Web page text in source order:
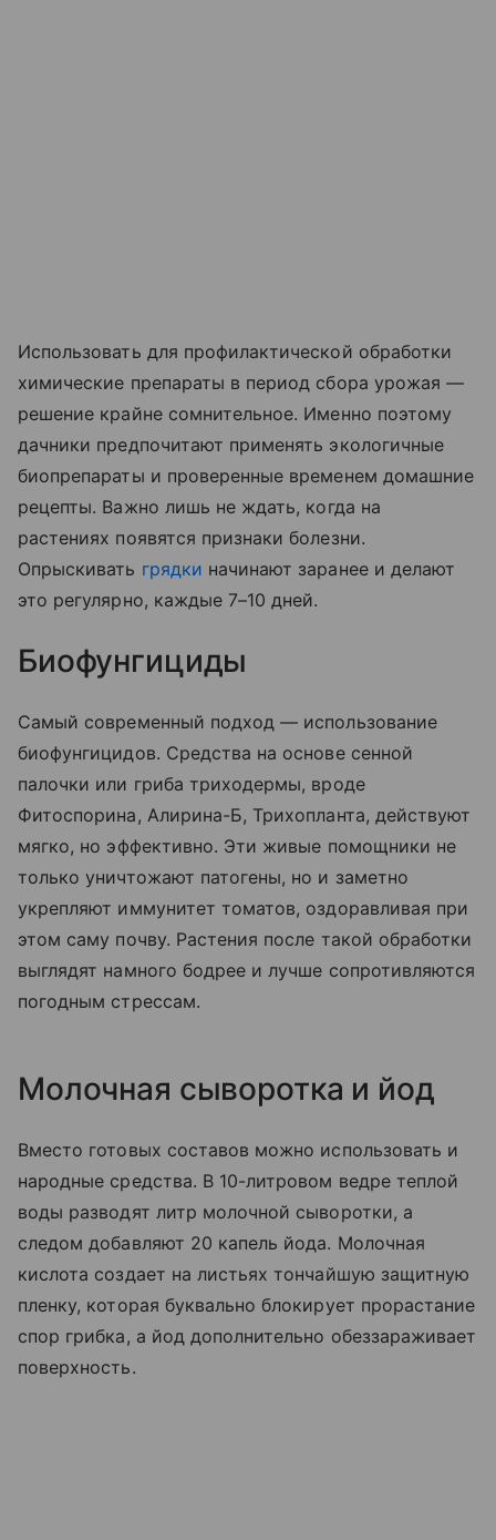
Использовать для профилактической обработки
химические препараты в период сбора урожая —
решение крайне сомнительное. Именно поэтому
дачники предпочитают применять экологичные
биопрепараты и проверенные временем домашние
рецепты. Важно лишь не ждать, когда на
растениях появятся признаки болезни.
Опрыскивать грядки начинают заранее и делают
это регулярно, каждые 7–10 дней.
Биофунгициды
Самый современный подход — использование
биофунгицидов. Средства на основе сенной
палочки или гриба триходермы, вроде
Фитоспорина, Алирина-Б, Трихопланта, действуют
мягко, но эффективно. Эти живые помощники не
только уничтожают патогены, но и заметно
укрепляют иммунитет томатов, оздоравливая при
этом саму почву. Растения после такой обработки
выглядят намного бодрее и лучше сопротивляются
погодным стрессам.
Молочная сыворотка и йод
Вместо готовых составов можно использовать и
народные средства. В 10-литровом ведре теплой
воды разводят литр молочной сыворотки, а
следом добавляют 20 капель йода. Молочная
кислота создает на листьях тончайшую защитную
пленку, которая буквально блокирует прорастание
спор грибка, а йод дополнительно обеззараживает
поверхность.